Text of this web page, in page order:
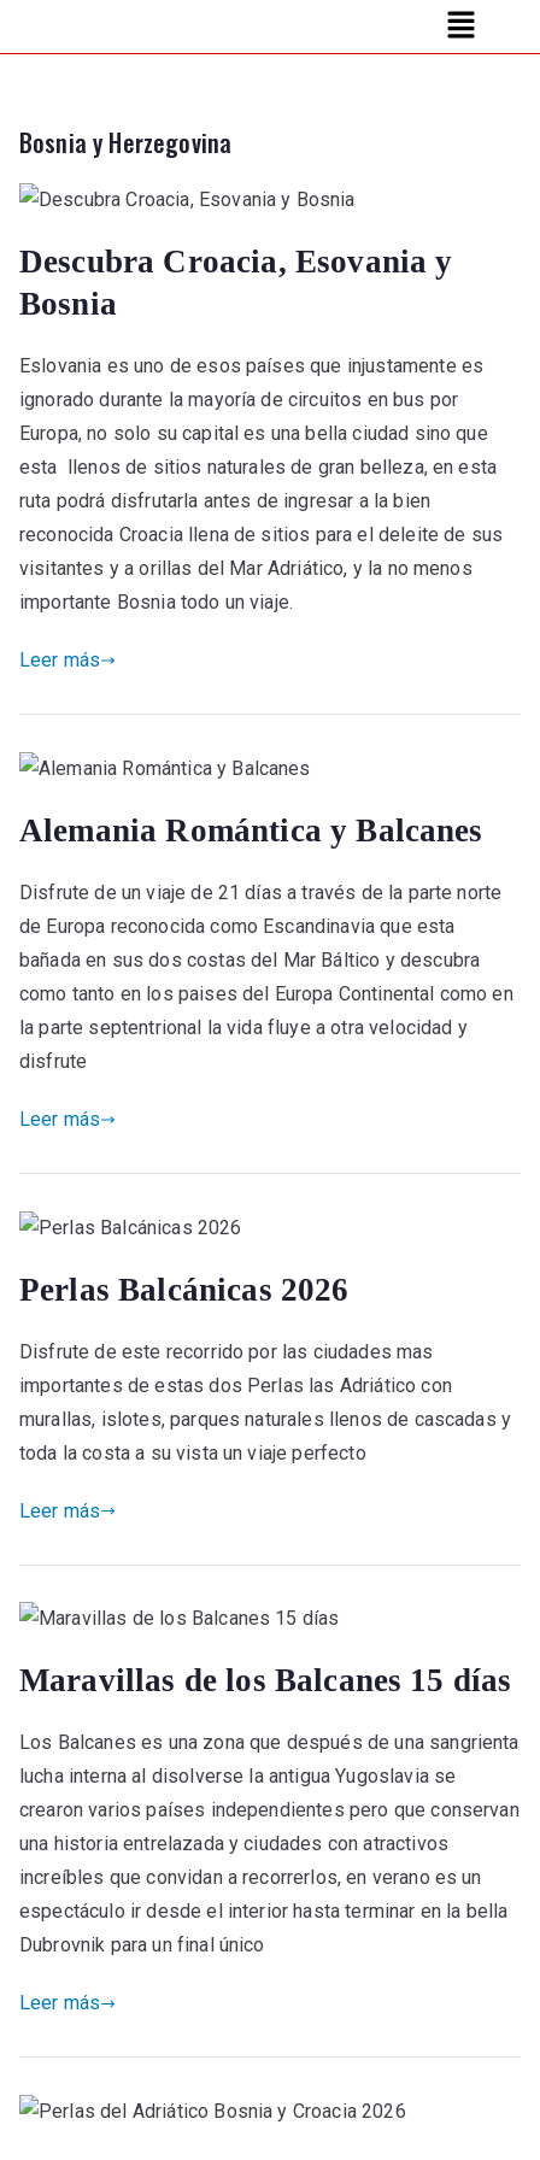
Bosnia y Herzegovina
Descubra Croacia, Esovania y
Bosnia
Eslovania es uno de esos países que injustamente es
ignorado durante la mayoría de circuitos en bus por
Europa, no solo su capital es una bella ciudad sino que
esta llenos de sitios naturales de gran belleza, en esta
ruta podrá disfrutarla antes de ingresar a la bien
reconocida Croacia llena de sitios para el deleite de sus
visitantes y a orillas del Mar Adriático, y la no menos
importante Bosnia todo un viaje.
Leer más
Alemania Romántica y Balcanes
Disfrute de un viaje de 21 días a través de la parte norte
de Europa reconocida como Escandinavia que esta
bañada en sus dos costas del Mar Báltico y descubra
como tanto en los paises del Europa Continental como en
la parte septentrional la vida fluye a otra velocidad y
disfrute
Leer más
Perlas Balcánicas 2026
Disfrute de este recorrido por las ciudades mas
importantes de estas dos Perlas las Adriático con
murallas, islotes, parques naturales llenos de cascadas y
toda la costa a su vista un viaje perfecto
Leer más
Maravillas de los Balcanes 15 días
Los Balcanes es una zona que después de una sangrienta
lucha interna al disolverse la antigua Yugoslavia se
crearon varios países independientes pero que conservan
una historia entrelazada y ciudades con atractivos
increíbles que convidan a recorrerlos, en verano es un
espectáculo ir desde el interior hasta terminar en la bella
Dubrovnik para un final único
Leer más